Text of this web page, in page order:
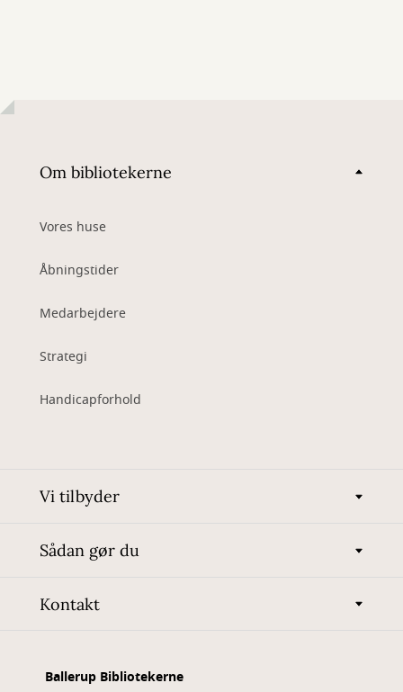
Om bibliotekerne
Vores huse
Åbningstider
Medarbejdere
Strategi
Handicapforhold
Vi tilbyder
Sådan gør du
Kontakt
Ballerup Bibliotekerne